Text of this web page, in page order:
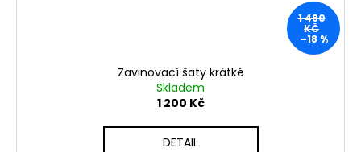
1 480
KČ
–18 %
Zavinovací šaty krátké
Skladem
1 200 Kč
DETAIL